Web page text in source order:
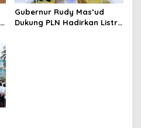
Gubernur Rudy Mas’ud
Dukung PLN Hadirkan Listrik